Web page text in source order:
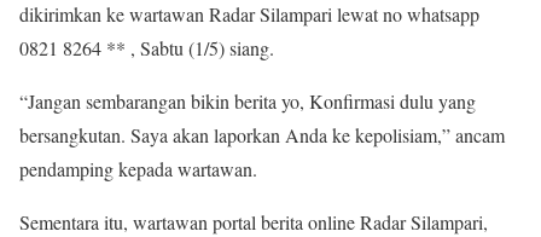
dikirimkan ke wartawan Radar Silampari lewat no whatsapp
0821 8264 ** , Sabtu (1/5) siang.
“Jangan sembarangan bikin berita yo, Konfirmasi dulu yang
bersangkutan. Saya akan laporkan Anda ke kepolisiam,” ancam
pendamping kepada wartawan.
Sementara itu, wartawan portal berita online Radar Silampari,